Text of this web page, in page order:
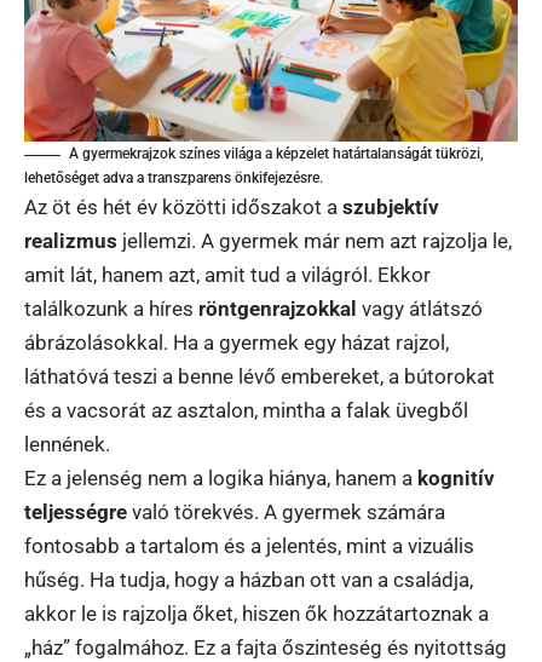
A gyermekrajzok színes világa a képzelet határtalanságát tükrözi,
lehetőséget adva a transzparens önkifejezésre.
Az öt és hét év közötti időszakot a szubjektív
realizmus jellemzi. A gyermek már nem azt rajzolja le,
amit lát, hanem azt, amit tud a világról. Ekkor
találkozunk a híres röntgenrajzokkal vagy átlátszó
ábrázolásokkal. Ha a gyermek egy házat rajzol,
láthatóvá teszi a benne lévő embereket, a bútorokat
és a vacsorát az asztalon, mintha a falak üvegből
lennének.
Ez a jelenség nem a logika hiánya, hanem a kognitív
teljességre való törekvés. A gyermek számára
fontosabb a tartalom és a jelentés, mint a vizuális
hűség. Ha tudja, hogy a házban ott van a családja,
akkor le is rajzolja őket, hiszen ők hozzátartoznak a
„ház” fogalmához. Ez a fajta őszinteség és nyitottság